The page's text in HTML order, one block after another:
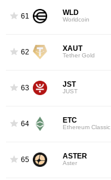
61 WLD
Worldcoin
62 XAUT
Tether Gold
63 JST
JUST
64 ETC
Ethereum Classic
65 ASTER
Aster